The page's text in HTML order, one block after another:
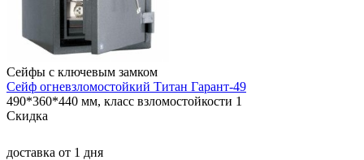
Сейфы с ключевым замком
Сейф огневзломостойкий Титан Гарант-49
490*360*440 мм, класс взломостойкости 1
Скидка
доставка от 1 дня